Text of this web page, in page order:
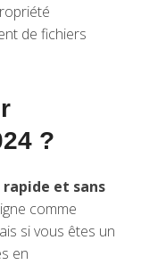
de fichiers
?
et sans
comme
si vous êtes un
en